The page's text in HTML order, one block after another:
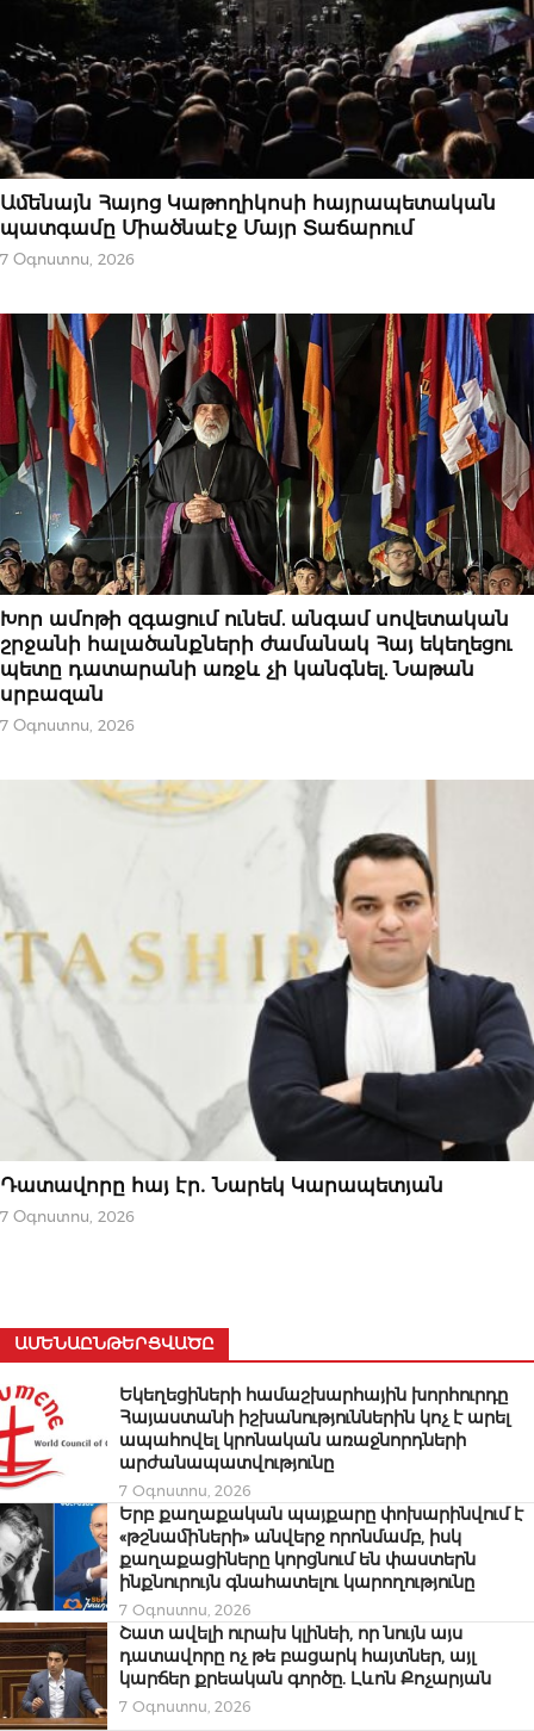
ՆՈՐՈՒԹՅՈՒՆՆԵՐ
Ամենայն Հայոց Կաթողիկոսի հայրապետական
պատգամը Միածնաէջ Մայր Տաճարում
7 Օգոստոս, 2026
ՆՈՐՈՒԹՅՈՒՆՆԵՐ
Խոր ամոթի զգացում ունեմ. անգամ սովետական
շրջանի հալածանքների ժամանակ Հայ եկեղեցու
պետը դատարանի առջև չի կանգնել. Նաթան
սրբազան
7 Օգոստոս, 2026
ՆՈՐՈՒԹՅՈՒՆՆԵՐ
Դատավորը հայ էր․ Նարեկ Կարապետյան
7 Օգոստոս, 2026
ԱՄԵՆԱԸՆԹԵՐՑՎԱԾԸ
Եկեղեցիների համաշխարհային խորհուրդը
Հայաստանի իշխանություններին կոչ է արել
ապահովել կրոնական առաջնորդների
արժանապատվությունը
7 Օգոստոս, 2026
Երբ քաղաքական պայքարը փոխարինվում է
«թշնամիների» անվերջ որոնմամբ, իսկ
քաղաքացիները կորցնում են փաստերն
ինքնուրույն գնահատելու կարողությունը
7 Օգոստոս, 2026
Շատ ավելի ուրախ կլինեի, որ նույն այս
դատավորը ոչ թե բացարկ հայտներ, այլ
կարճեր քրեական գործը. Լևոն Քոչարյան
7 Օգոստոս, 2026